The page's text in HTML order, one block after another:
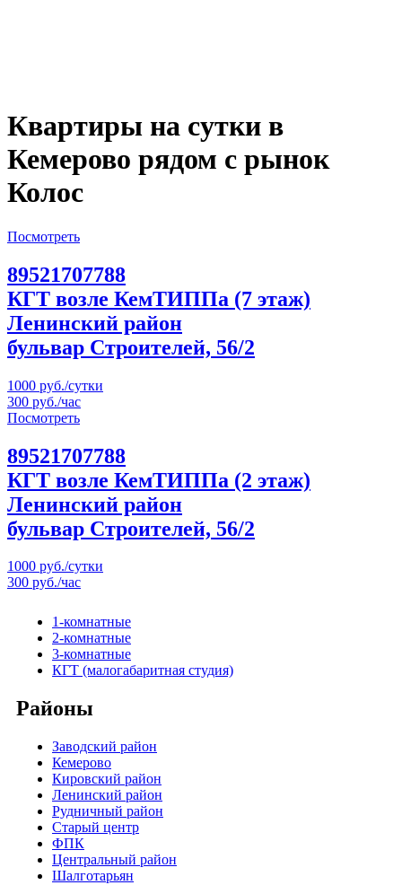
Квартиры на сутки в
Кемерово рядом с рынок
Колос
Посмотреть
89521707788
КГТ возле КемТИППа (7 этаж)
Ленинский район
бульвар Строителей, 56/2
1000 руб./сутки
300 руб./час
Посмотреть
89521707788
КГТ возле КемТИППа (2 этаж)
Ленинский район
бульвар Строителей, 56/2
1000 руб./сутки
300 руб./час
1-комнатные
2-комнатные
3-комнатные
КГТ (малогабаритная студия)
Районы
Заводский район
Кемерово
Кировский район
Ленинский район
Рудничный район
Старый центр
ФПК
Центральный район
Шалготарьян